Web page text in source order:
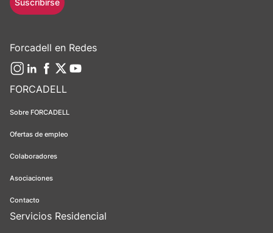
FORCADELL
Sobre FORCADELL
Ofertas de empleo
Colaboradores
Asociaciones
Contacto
Servicios Residencial
Suscribirse
Forcadell en Redes